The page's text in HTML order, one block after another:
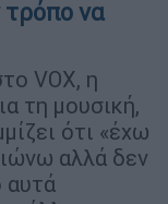
να
VOX, η
τη μουσική,
ότι «έχω
αλλά δεν
αυτά